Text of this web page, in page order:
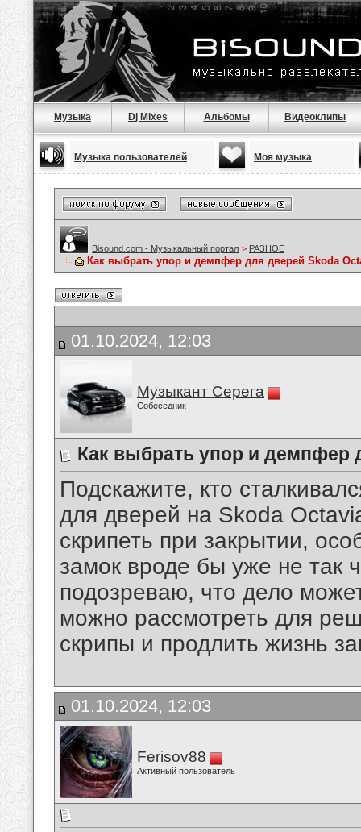
Музыка Dj Mixes Альбомы Видеоклипы
Музыка пользователей Моя музыка
Bisound.com - Музыкальный портал > РАЗНОЕ
Как выбрать упор и демпфер для дверей Skoda
01.10.2024, 12:03
Музыкант Серега
Собеседник
Как выбрать упор и демпфер
Подскажите, кто
для дверей на Skoda
скрипеть при закрытии,
замок вроде бы уже не так
подозреваю, что дело
можно рассмотреть для
скрипы и продлить жизнь
01.10.2024, 12:03
Ferisov88
Активный пользователь